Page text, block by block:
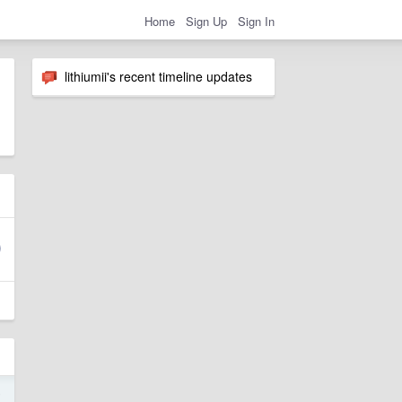
Home Sign Up Sign In
lithiumii's recent timeline updates